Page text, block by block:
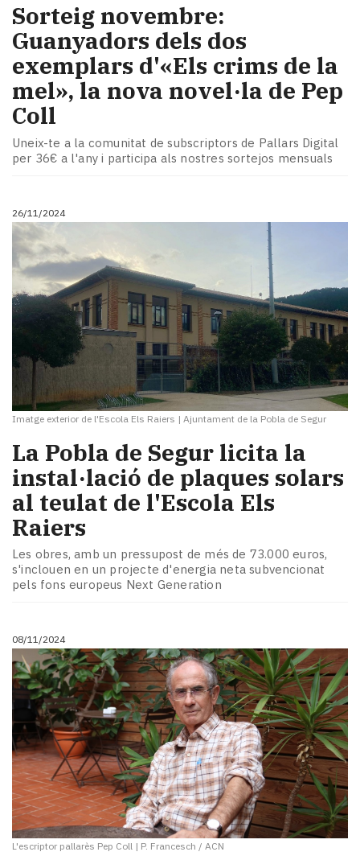
Sorteig novembre:
Guanyadors dels dos
exemplars d'«Els crims de la
mel», la nova novel·la de Pep
Coll
Uneix-te a la comunitat de subscriptors de Pallars Digital
per 36€ a l'any i participa als nostres sortejos mensuals
26/11/2024
Imatge exterior de l'Escola Els Raiers | Ajuntament de la Pobla de Segur
La Pobla de Segur licita la
instal·lació de plaques solars
al teulat de l'Escola Els
Raiers
Les obres, amb un pressupost de més de 73.000 euros,
s'inclouen en un projecte d'energia neta subvencionat
pels fons europeus Next Generation
08/11/2024
L'escriptor pallarès Pep Coll | P. Francesch / ACN